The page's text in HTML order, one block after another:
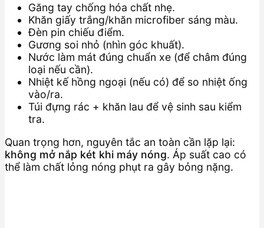
Găng tay chống hóa chất nhẹ.
Khăn giấy trắng/khăn microfiber sáng màu.
Đèn pin chiếu điểm.
Gương soi nhỏ (nhìn góc khuất).
Nước làm mát đúng chuẩn xe (để châm đúng
loại nếu cần).
Nhiệt kế hồng ngoại (nếu có) để so nhiệt ống
vào/ra.
Túi đựng rác + khăn lau để vệ sinh sau kiểm
tra.
Quan trọng hơn, nguyên tắc an toàn cần lặp lại:
không mở nắp két khi máy nóng. Áp suất cao có
thể làm chất lỏng nóng phụt ra gây bỏng nặng.